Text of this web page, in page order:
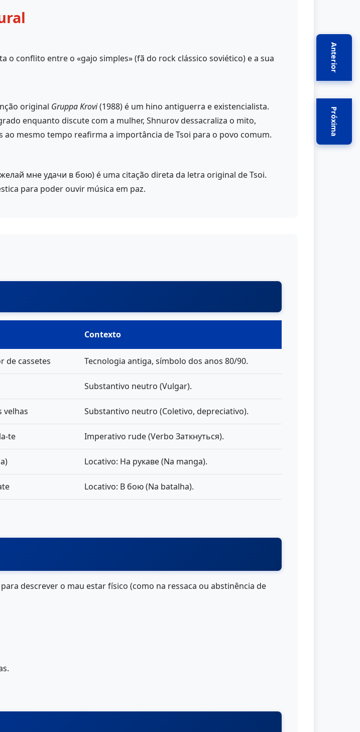
Anterior
Próxima
conflito entre o «gajo simples» (fã do rock clássico soviético) e a sua
original Gruppa Krovi(1988) é um hino antiguerra e existencialista.
enquanto discute com a mulher, Shnurov dessacraliza o mito,
mesmo tempo reafirma a importância de Tsoi para o povo comum.
мне удачи в бою) é uma citação direta da letra original de Tsoi.
para poder ouvir música em paz.
Contexto
de cassetes Tecnologia antiga, símbolo dos anos 80/90.
Substantivo neutro (Vulgar).
velhas Substantivo neutro (Coletivo, depreciativo).
te Imperativo rude (Verbo Заткнуться).
Locativo: На рукаве (Na manga).
Locativo: В бою (Na batalha).
descrever o mau estar físico (como na ressaca ou abstinência de